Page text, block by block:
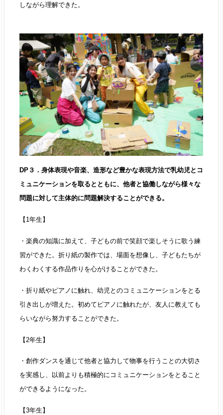
しながら理解できた。
DP３．身体表現や音楽、造形など豊かな表現方法で乳幼児とコ
ミュニケーションを取るとともに、他者と協働しながら様々な
問題に対して主体的に問題解決することができる。
【1年生】
・楽典の知識に加えて、子どもの前で笑顔で楽しそうに歌う練
習ができた。折り紙の製作では、場面を想像し、子どもたちが
わくわくする作品作りを心がけることができた。
・折り紙やピアノに触れ、幼児とのコミュニケーションをとる
引き出しが増えた。初めてピアノに触れたが、友人に教えても
らいながら努力することができた。
【2年生】
・創作ダンスを通じて他者と協力して物事を行うことの大切さ
を実感し、以前よりも積極的にコミュニケーションをとること
ができるようになった。
【3年生】